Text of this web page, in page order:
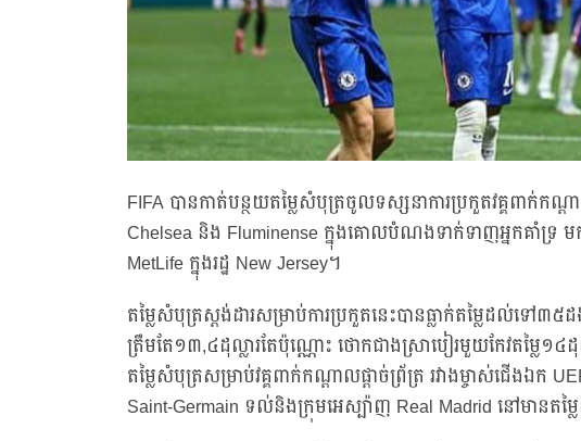
FIFA បានកាត់បន្ថយតម្លៃសំបុត្រចូលទស្សនាការប្រកួតវគ្គពាក់កណ្ត
Chelsea និង Fluminense ក្នុងគោលបំណងទាក់ទាញអ្នកគាំទ្រ
MetLife ក្នុងរដ្ឋ New Jersey។
តម្លៃសំបុត្រស្តង់ដារសម្រាប់ការប្រកួតនេះបានធ្លាក់តម្លៃដល់ទៅ៣
ត្រឹមតែ១៣,៤ដុល្លារតែប៉ុណ្ណោះ ថោកជាងស្រាបៀរមួយកែវតម្លៃ
តម្លៃសំបុត្រសម្រាប់វគ្គពាក់កណ្តាលផ្តាច់ព្រ័ត្រ រវាងម្ចាស់ជើងឯក
Saint-Germain ទល់និងក្រុមអេស្ប៉ាញ Real Madrid នៅមានត